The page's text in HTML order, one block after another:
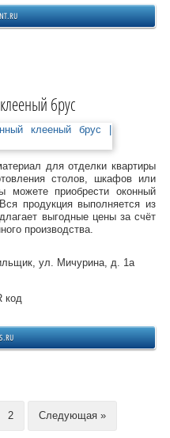
брус
для отделки квартиры
столов, шкафов или
можете приобрести оконный
продукция выполняется из
выгодные цены за счёт
производства.
ул. Мичурина, д. 1а
код
2 Следующая »